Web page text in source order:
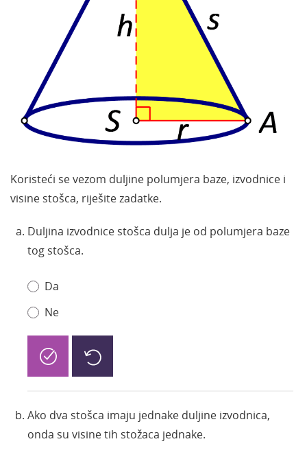
Koristeći se vezom duljine polumjera baze, izvodnice i
visine stošca, riješite zadatke.
Duljina izvodnice stošca dulja je od polumjera baze
tog stošca.
Da
Ne
Ako dva stošca imaju jednake duljine izvodnica,
onda su visine tih stožaca jednake.